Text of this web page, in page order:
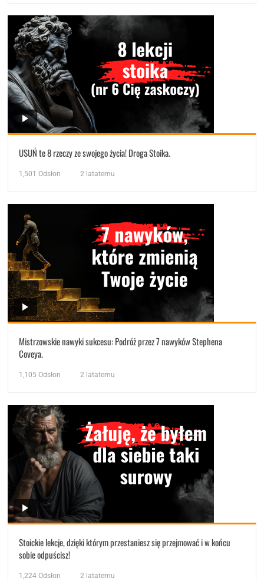
USUŃ te 8 rzeczy ze swojego życia! Droga Stoika.
1,501 Odsłon 2 latatemu
Mistrzowskie nawyki sukcesu: Podróż przez 7 nawyków Stephena
Coveya.
1,105 Odsłon 2 latatemu
Stoickie lekcje, dzięki którym przestaniesz się przejmować i w końcu
sobie odpuścisz!
1,224 Odsłon 2 latatemu